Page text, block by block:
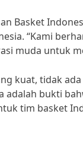
Basket
“Kami
muda untuk
kuat, tidak
bukti
tim basket